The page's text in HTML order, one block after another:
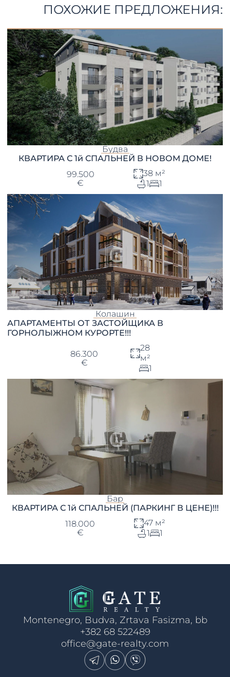
ПОХОЖИЕ ПРЕДЛОЖЕНИЯ:
Будва
КВАРТИРА С 1й СПАЛЬНЕЙ В НОВОМ ДОМЕ!
99.500
€
38 м²
1
1
Колашин
АПАРТАМЕНТЫ ОТ ЗАСТОЙЩИКА В
ГОРНОЛЫЖНОМ КУРОРТЕ!!!
86.300
€
28
м²
1
Бар
КВАРТИРА С 1й СПАЛЬНЕЙ (ПАРКИНГ В ЦЕНЕ)!!!
118.000
€
47 м²
1
1
Montenegro, Budva, Zrtava Fasizma, bb
+382 68 522489
office@gate-realty.com